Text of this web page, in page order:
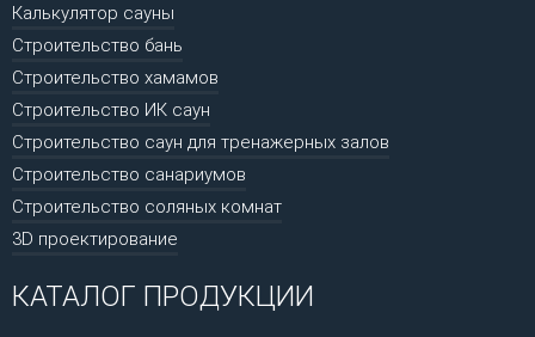
Калькулятор сауны
Строительство бань
Строительство хамамов
Строительство ИК саун
Строительство саун для тренажерных залов
Строительство санариумов
Строительство соляных комнат
3D проектирование
КАТАЛОГ ПРОДУКЦИИ